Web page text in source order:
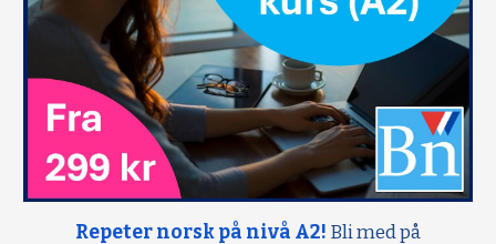
Repeter norsk på nivå A2! Bli med på